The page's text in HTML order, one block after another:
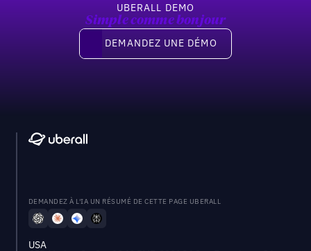
UBERALL DEMO
Simple comme bonjour
Demandez une démo
DEMANDEZ UNE DÉMO
DEMANDEZ À L'IA UN RÉSUMÉ DE CETTE PAGE UBERALL
USA